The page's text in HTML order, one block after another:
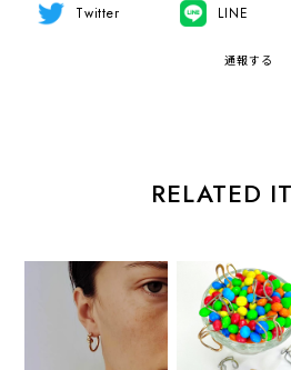
Twitter LINE
通報する
RELATED